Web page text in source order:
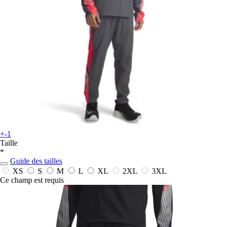
+-1
Taille
*
Guide des tailles
XS
S M L XL 2XL
3XL
Ce champ est requis